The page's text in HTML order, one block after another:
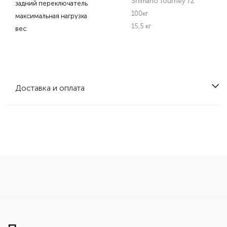
задний переключатель
максимальная нагрузка
100кг
вес
15,5 кг
Доставка и оплата